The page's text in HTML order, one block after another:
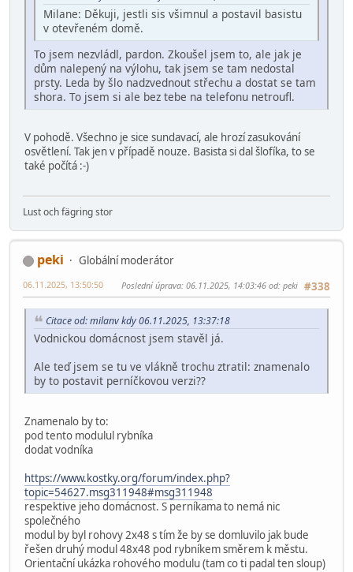
Milane: Děkuji, jestli sis všimnul a postavil basistu
v otevřeném domě.
To jsem nezvládl, pardon. Zkoušel jsem to, ale jak je
dům nalepený na výlohu, tak jsem se tam nedostal
prsty. Leda by šlo nadzvednout střechu a dostat se tam
shora. To jsem si ale bez tebe na telefonu netroufl.
V pohodě. Všechno je sice sundavací, ale hrozí zasukování
osvětlení. Tak jen v případě nouze. Basista si dal šlofíka, to se
také počítá :-)
Lust och fägring stor
peki
Globální moderátor
#338
06.11.2025, 13:50:50 Poslední úprava: 06.11.2025, 14:03:46 od: peki
Citace od: milanv kdy 06.11.2025, 13:37:18
Vodnickou domácnost jsem stavěl já.
Ale teď jsem se tu ve vlákně trochu ztratil: znamenalo
by to postavit perníčkovou verzi??
Znamenalo by to:
pod tento modulul rybníka
dodat vodníka
https://www.kostky.org/forum/index.php?
topic=54627.msg311948#msg311948
respektive jeho domácnost. S perníkama to nemá nic
společného
modul by byl rohovy 2x48 s tím že by se domluvilo jak bude
řešen druhý modul 48x48 pod rybníkem směrem k městu.
Orientační ukázka rohového modulu (tam co ti padal ten sloup)